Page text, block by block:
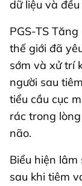
dữ liệu và
PGS-TS
thế giới đã
sớm và xử trí
người sau
tiểu cầu cục
rác trong
não.
Biểu hiện
sau khi tiêm